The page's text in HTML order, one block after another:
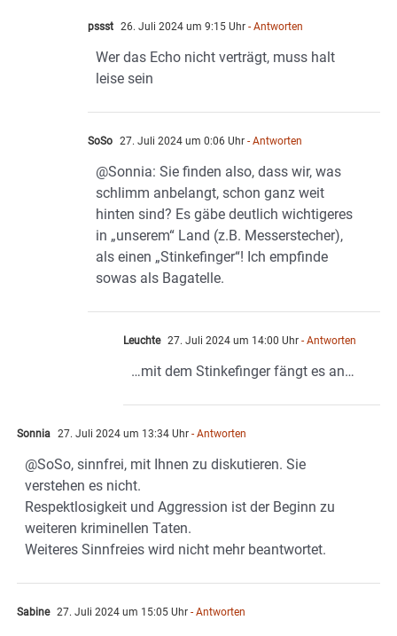
pssst 26. Juli 2024 um 9:15 Uhr - Antworten
Wer das Echo nicht verträgt, muss halt
leise sein
SoSo 27. Juli 2024 um 0:06 Uhr - Antworten
@Sonnia: Sie finden also, dass wir, was
schlimm anbelangt, schon ganz weit
hinten sind? Es gäbe deutlich wichtigeres
in „unserem“ Land (z.B. Messerstecher),
als einen „Stinkefinger“! Ich empfinde
sowas als Bagatelle.
Leuchte 27. Juli 2024 um 14:00 Uhr - Antworten
…mit dem Stinkefinger fängt es an…
Sonnia 27. Juli 2024 um 13:34 Uhr - Antworten
@SoSo, sinnfrei, mit Ihnen zu diskutieren. Sie
verstehen es nicht.
Respektlosigkeit und Aggression ist der Beginn zu
weiteren kriminellen Taten.
Weiteres Sinnfreies wird nicht mehr beantwortet.
Sabine 27. Juli 2024 um 15:05 Uhr - Antworten